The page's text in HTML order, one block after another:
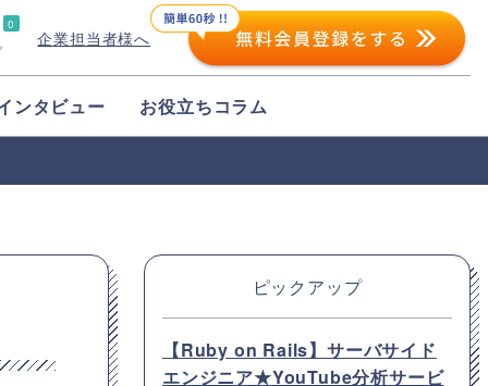
0
企業担当者様へ
ンタビュー お役立ちコラム
ピックアップ
【Ruby on Rails】サーバサイド
エンジニア★YouTube分析サービ